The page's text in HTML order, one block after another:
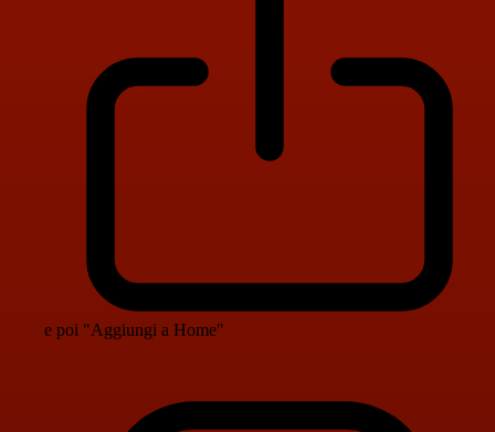
e poi "Aggiungi a Home"